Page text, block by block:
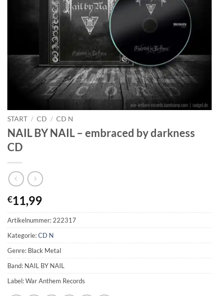
START / CD / CD N
NAIL BY NAIL – embraced by darkness
CD
€11,99
Artikelnummer: 222317
Kategorie:CD N
Genre: Black Metal
Band: NAIL BY NAIL
Label: War Anthem Records